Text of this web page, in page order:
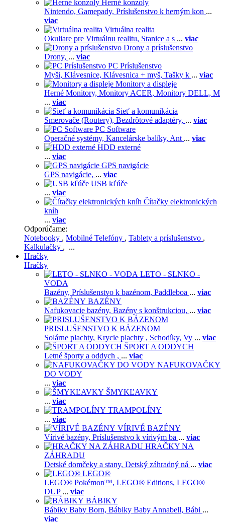
Herné konzoly
Nintendo, Gamepady, Príslušenstvo k herným kon ...
viac
Virtuálna realita
Okuliare pre Virtuálnu realitu, Stanice a s ... viac
Drony a príslušenstvo
Drony, ... viac
PC Príslušenstvo
Myši, Klávesnice, Klávesnica + myš, Tašky k ... viac
Monitory a displeje
Herné Monitory, Monitory ACER, Monitory DELL, M
... viac
Sieť a komunikácia
Smerovače (Routery), Bezdrôtové adaptéry, ... viac
PC Software
Operačné systémy, Kancelárske balíky, Ant ... viac
HDD externé
... viac
GPS navigácie
GPS navigácie, ... viac
USB kľúče
... viac
Čítačky elektronických
kníh
... viac
Odporúčame:
Notebooky , Mobilné Telefóny , Tablety a príslušenstvo ,
Kalkulačky , ...
Hračky
Hračky
LETO - SLNKO -
VODA
Bazény, Príslušenstvo k bazénom, Paddleboa ... viac
BAZÉNY
Nafukovacie bazény, Bazény s konštrukciou, ... viac
PRISLUŠENSTVO K BÁZENOM
Solárne plachty, Krycie plachty , Schodíky, Vy ... viac
ŠPORT A ODDYCH
Letné športy a oddych , ... viac
NAFUKOVAČKY
DO VODY
... viac
ŠMYKĽAVKY
... viac
TRAMPOLÍNY
... viac
VÍRIVÉ BAZÉNY
Vírivé bazény, Príslušenstvo k vírivým ba ... viac
HRAČKY NA
ZÁHRADU
Detské domčeky a stany, Detský záhradný ná ... viac
LEGO®
LEGO® Pokémon™, LEGO® Editions, LEGO®
DUP ... viac
BÁBIKY
Bábiky Baby Born, Bábiky Baby Annabell, Bábi ...
viac